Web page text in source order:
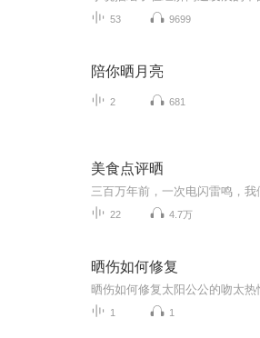
53 9699
陪你晒月亮
2 681
美食点评晒
22 4.7万
晒伤如何修复
1 1